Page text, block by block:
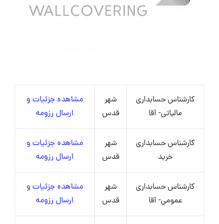
کارشناس حسابداری
مالیاتی- آقا
شهر
قدس
مشاهده جزئیات و
ارسال رزومه
کارشناس حسابداری
خرید
شهر
قدس
مشاهده جزئیات و
ارسال رزومه
کارشناس حسابداری
عمومی- آقا
شهر
قدس
مشاهده جزئیات و
ارسال رزومه